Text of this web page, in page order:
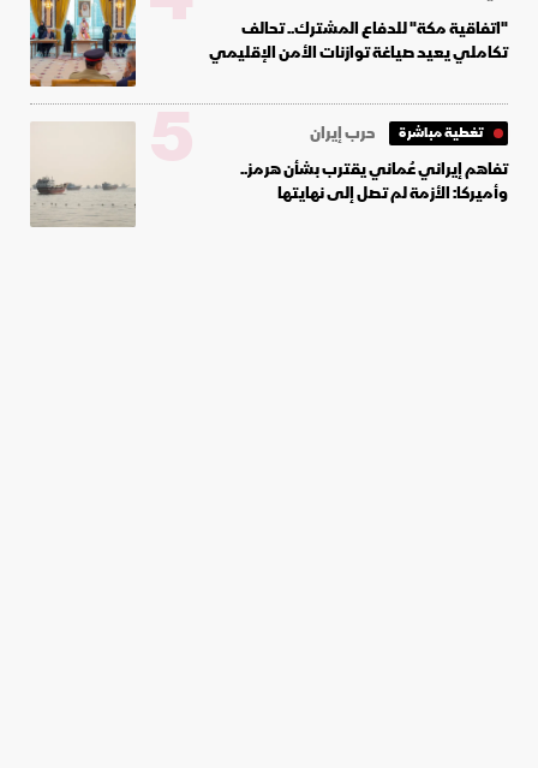
"اتفاقية مكة" للدفاع المشترك.. تحالف
تكاملي يعيد صياغة توازنات الأمن الإقليمي
تغطية مباشرة
حرب إيران
تفاهم إيراني عُماني يقترب بشأن هرمز..
وأميركا: الأزمة لم تصل إلى نهايتها
5